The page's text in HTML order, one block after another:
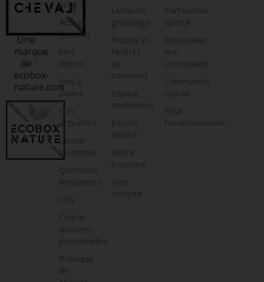
Une
marque
de
ecobox-
nature.com
nous ?
Aide et
Contact
Nos
litières
Nos 2
usines
Nos
actualités
Centre
technique
Questions
fréquentes
CGV
Charte
données
personnelles
Politique
de
Livraison
groupage
Modes et
facilités
de
paiement
Espace
revendeurs
Export
service
Notre
boutique
Mon
compte
Partenariat
sportif
Renouveler
ma
commande
Commande
rapide
Pour
l’environnement